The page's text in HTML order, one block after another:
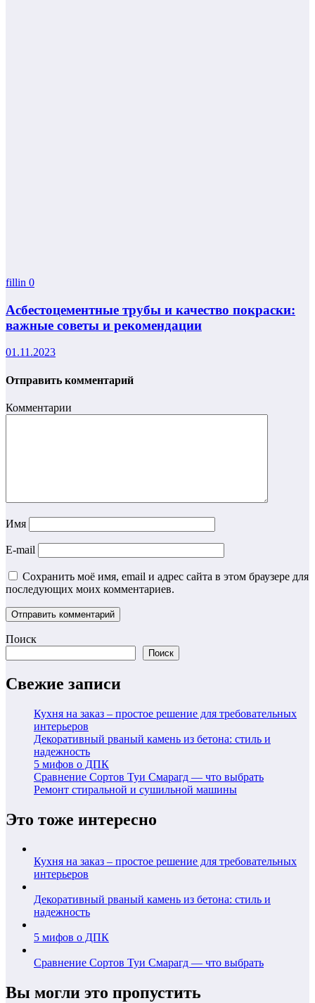
fillin 0
Асбестоцементные трубы и качество покраски:
важные советы и рекомендации
01.11.2023
Отправить комментарий
Комментарии
Имя
E-mail
Сохранить моё имя, email и адрес сайта в этом браузере для
последующих моих комментариев.
Поиск
Поиск
Свежие записи
Кухня на заказ – простое решение для требовательных
интерьеров
Декоративный рваный камень из бетона: стиль и
надежность
5 мифов о ДПК
Сравнение Сортов Туи Смарагд — что выбрать
Ремонт стиральной и сушильной машины
Это тоже интересно
Кухня на заказ – простое решение для требовательных
интерьеров
Декоративный рваный камень из бетона: стиль и
надежность
5 мифов о ДПК
Сравнение Сортов Туи Смарагд — что выбрать
Вы могли это пропустить